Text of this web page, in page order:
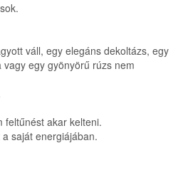
váll, egy elegáns dekoltázs, egy
egy gyönyörű rúzs nem
feltűnést akar kelteni.
saját energiájában.